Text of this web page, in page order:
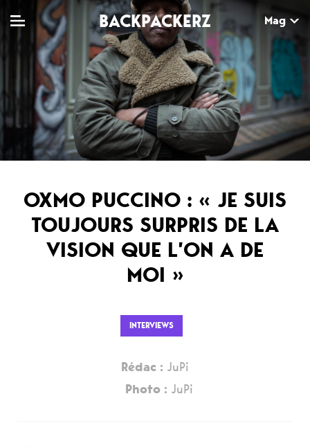
BACKPACKERZ Mag
TV
Clips
Live
Web-séries
MAG
Dossiers
Tops
Chroniques
Sorties
Newsletter
AGENDA
Paris
Festivals
OXMO PUCCINO : « JE SUIS
TOUJOURS SURPRIS DE LA
VISION QUE L’ON A DE
MOI »
INTERVIEWS
Rédac : JuPi
Photo : JuPi